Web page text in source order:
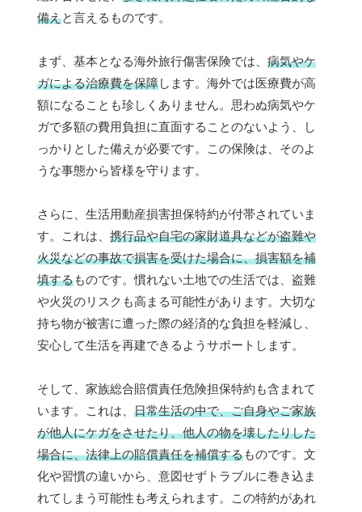
備えと言えるものです。
まず、基本となる海外旅行傷害保険では、 病気やケ
ガによる治療費を保障します。海外では医療費が高
額になることも珍しくありません。思わぬ病気やケ
ガで多額の費用負担に直面することのないよう、し
っかりとした備えが必要です。この保険は、そのよ
うな事態から皆様を守ります。
さらに、生活用動産損害担保特約が付帯されていま
す。これは、 携行品や自宅の家財道具などが盗難や
火災などの事故で損害を受けた場合に、損害額を補
填するものです。慣れない土地での生活では、盗難
や火災のリスクも高まる可能性があります。大切な
持ち物が被害に遭った際の経済的な負担を軽減し、
安心して生活を再建できるようサポートします。
そして、家族総合賠償責任危険担保特約も含まれて
います。これは、 日常生活の中で、ご自身やご家族
が他人にケガをさせたり、他人の物を壊したりした
場合に、法律上の賠償責任を補償するものです。文
化や習慣の違いから、意図せずトラブルに巻き込ま
れてしまう可能性も考えられます。この特約があれ